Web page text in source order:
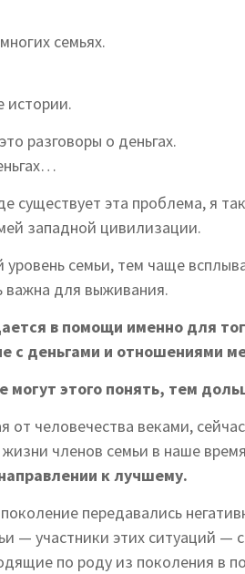
семьях.
истории.
разговоры о деньгах.
существует эта проблема, я
западной цивилизации.
семьи, тем чаще
важна для выживания.
в помощи именно для
с деньгами и отношениями
этого понять, тем
человечества веками,
членов семьи в наше
к лучшему.
передавались
— участники этих ситуаций —
по роду из поколения в